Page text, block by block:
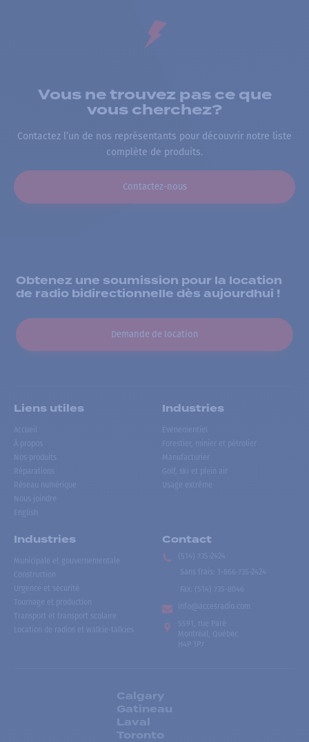
Vous ne trouvez pas ce que
vous cherchez?
Contactez l’un de nos représentants pour découvrir notre liste
complète de produits.
Contactez-nous
Obtenez une soumission pour la location
de radio bidirectionnelle dès aujourdhui !
Demande de location
Liens utiles
Accueil
À propos
Nos produits
Réparations
Réseau numérique
Nous joindre
English
Industries
Événementiel
Forestier, minier et pétrolier
Manufacturier
Golf, ski et plein air
Usage extrême
Industries
Municipale et gouvernementale
Construction
Urgence et sécurité
Tournage et production
Transport et transport scolaire
Location de radios et walkie-talkies
Contact
(514) 735-2424
Sans frais
1-866-735-2424
Fax:
(514) 735-8046
info@accesradio.com
5591, rue Paré
Montréal, Québec
H4P 1P7
Calgary
Gatineau
Laval
Toronto